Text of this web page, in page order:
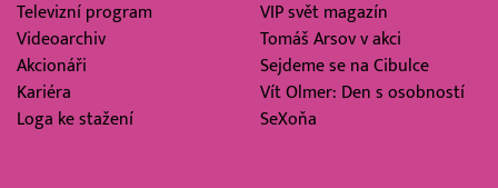
Televizní program
Videoarchiv
Akcionáři
Kariéra
Loga ke stažení
VIP svět magazín
Tomáš Arsov v akci
Sejdeme se na Cibulce
Vít Olmer: Den s osobností
SeXoňa